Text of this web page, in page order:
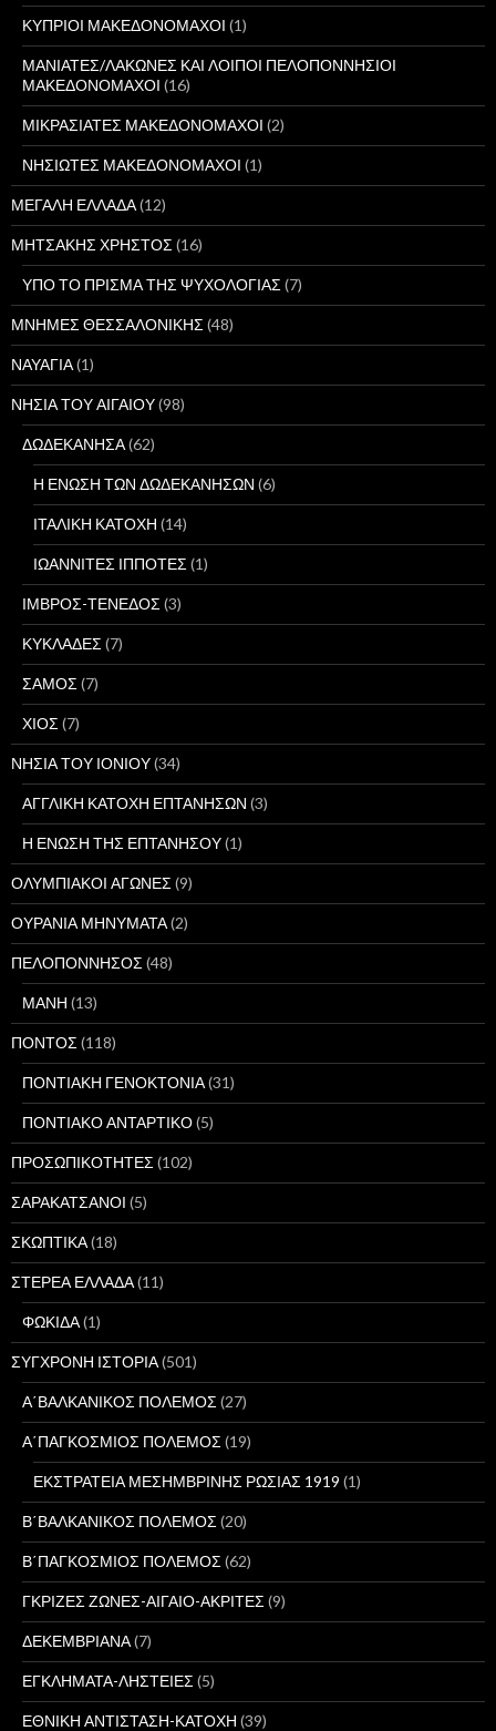
ΚΥΠΡΙΟΙ ΜΑΚΕΔΟΝΟΜΑΧΟΙ (1)
ΜΑΝΙΑΤΕΣ/ΛΑΚΩΝΕΣ ΚΑΙ ΛΟΙΠΟΙ ΠΕΛΟΠΟΝΝΗΣΙΟΙ
ΜΑΚΕΔΟΝΟΜΑΧΟΙ (16)
ΜΙΚΡΑΣΙΑΤΕΣ ΜΑΚΕΔΟΝΟΜΑΧΟΙ (2)
ΝΗΣΙΩΤΕΣ ΜΑΚΕΔΟΝΟΜΑΧΟΙ (1)
ΜΕΓΑΛΗ ΕΛΛΑΔΑ(12)
ΜΗΤΣΑΚΗΣ ΧΡΗΣΤΟΣ (16)
ΥΠΟ ΤΟ ΠΡΙΣΜΑ ΤΗΣ ΨΥΧΟΛΟΓΙΑΣ (7)
ΜΝΗΜΕΣ ΘΕΣΣΑΛΟΝΙΚΗΣ (48)
ΝΑΥΑΓΙΑ(1)
ΝΗΣΙΑ ΤΟΥ ΑΙΓΑΙΟΥ(98)
ΔΩΔΕΚΑΝΗΣΑ(62)
Η ΕΝΩΣΗ ΤΩΝ ΔΩΔΕΚΑΝΗΣΩΝ (6)
ΙΤΑΛΙΚΗ ΚΑΤΟΧΗ (14)
ΙΩΑΝΝΙΤΕΣ ΙΠΠΟΤΕΣ (1)
ΙΜΒΡΟΣ-ΤΕΝΕΔΟΣ (3)
ΚΥΚΛΑΔΕΣ (7)
ΣΑΜΟΣ (7)
ΧΙΟΣ (7)
ΝΗΣΙΑ ΤΟΥ ΙΟΝΙΟΥ(34)
ΑΓΓΛΙΚΗ ΚΑΤΟΧΗ ΕΠΤΑΝΗΣΩΝ (3)
Η ΕΝΩΣΗ ΤΗΣ ΕΠΤΑΝΗΣΟΥ(1)
ΟΛΥΜΠΙΑΚΟΙ ΑΓΩΝΕΣ (9)
ΟΥΡΑΝΙΑ ΜΗΝΥΜΑΤΑ(2)
ΠΕΛΟΠΟΝΝΗΣΟΣ (48)
ΜΑΝΗ (13)
ΠΟΝΤΟΣ (118)
ΠΟΝΤΙΑΚΗ ΓΕΝΟΚΤΟΝΙΑ(31)
ΠΟΝΤΙΑΚΟ ΑΝΤΑΡΤΙΚΟ(5)
ΠΡΟΣΩΠΙΚΟΤΗΤΕΣ (102)
ΣΑΡΑΚΑΤΣΑΝΟΙ (5)
ΣΚΩΠΤΙΚΑ(18)
ΣΤΕΡΕΑ ΕΛΛΑΔΑ(11)
ΦΩΚΙΔΑ(1)
ΣΥΓΧΡΟΝΗ ΙΣΤΟΡΙΑ(501)
Α΄ΒΑΛΚΑΝΙΚΟΣ ΠΟΛΕΜΟΣ (27)
Α΄ΠΑΓΚΟΣΜΙΟΣ ΠΟΛΕΜΟΣ (19)
ΕΚΣΤΡΑΤΕΙΑ ΜΕΣΗΜΒΡΙΝΗΣ ΡΩΣΙΑΣ 1919 (1)
Β΄ΒΑΛΚΑΝΙΚΟΣ ΠΟΛΕΜΟΣ (20)
Β΄ΠΑΓΚΟΣΜΙΟΣ ΠΟΛΕΜΟΣ (62)
ΓΚΡΙΖΕΣ ΖΩΝΕΣ-ΑΙΓΑΙΟ-ΑΚΡΙΤΕΣ (9)
ΔΕΚΕΜΒΡΙΑΝΑ(7)
ΕΓΚΛΗΜΑΤΑ-ΛΗΣΤΕΙΕΣ (5)
ΕΘΝΙΚΗ ΑΝΤΙΣΤΑΣΗ-ΚΑΤΟΧΗ (39)